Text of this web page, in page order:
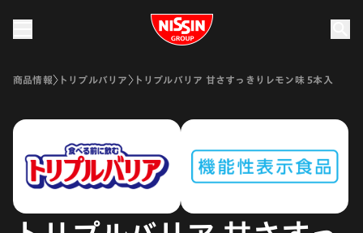
Nissin Group
商品情報 トリプルバリア トリプルバリア 甘さすっきりレモン味 5本入